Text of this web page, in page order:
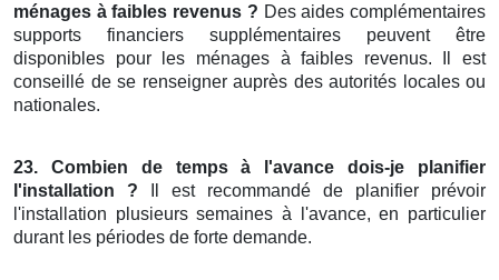
ménages à faibles revenus ? Des aides complémentaires
supports financiers supplémentaires peuvent être
disponibles pour les ménages à faibles revenus. Il est
conseillé de se renseigner auprès des autorités locales ou
nationales.
23. Combien de temps à l'avance dois-je planifier
l'installation ? Il est recommandé de planifier prévoir
l'installation plusieurs semaines à l'avance, en particulier
durant les périodes de forte demande.